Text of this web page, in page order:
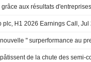
aux résultats
plc, H1 2026 Earnings Call, Jul
" surperformance au
de la chute des semi-